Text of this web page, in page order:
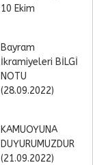
10 Ekim
Bayram
İkramiyeleri BİLGİ
NOTU
(28.09.2022)
KAMUOYUNA
DUYURUMUZDUR
(21.09.2022)